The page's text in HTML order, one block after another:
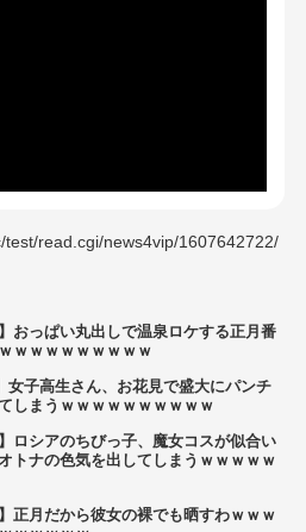
test/read.cgi/news4vip/1607642722/
】おっぱい丸出しで温泉ロケする正月番
ｗｗｗｗｗｗｗｗｗ
女子高生さん、お花見で盛大にパンチ
しまうｗｗｗｗｗｗｗｗｗｗ
】ロシアのちびっ子、魔女コスが似合い
トナの色気を出してしまうｗｗｗｗｗ
】正月だから彼女の裸でも晒すわｗｗｗ